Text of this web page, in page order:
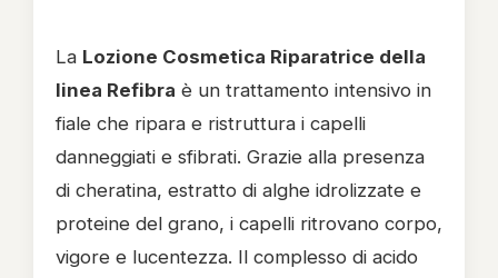
La Lozione Cosmetica Riparatrice della
linea Refibra è un trattamento intensivo in
fiale che ripara e ristruttura i capelli
danneggiati e sfibrati. Grazie alla presenza
di cheratina, estratto di alghe idrolizzate e
proteine del grano, i capelli ritrovano corpo,
vigore e lucentezza. Il complesso di acido